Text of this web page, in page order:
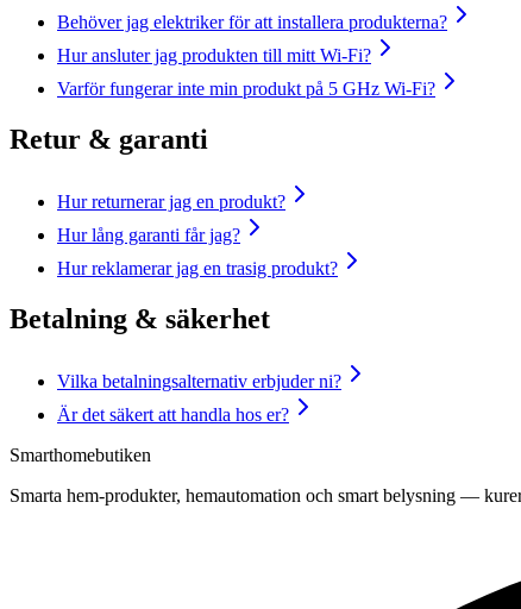
Behöver jag elektriker för att installera produkterna?
Hur ansluter jag produkten till mitt Wi-Fi?
Varför fungerar inte min produkt på 5 GHz Wi-Fi?
Retur & garanti
Hur returnerar jag en produkt?
Hur lång garanti får jag?
Hur reklamerar jag en trasig produkt?
Betalning & säkerhet
Vilka betalningsalternativ erbjuder ni?
Är det säkert att handla hos er?
Smarthomebutiken
Smarta hem-produkter, hemautomation och smart belysning —